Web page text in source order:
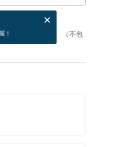
！
电子贺卡是什么？
品为 3 个工作天。（不包